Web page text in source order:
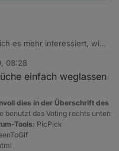
es mehr interessiert, wie
Gerät festlege, wird
08:28
einfach weglassen
dies in der Überschrift des
benutzt das Voting rechts unten
Tools: PicPick